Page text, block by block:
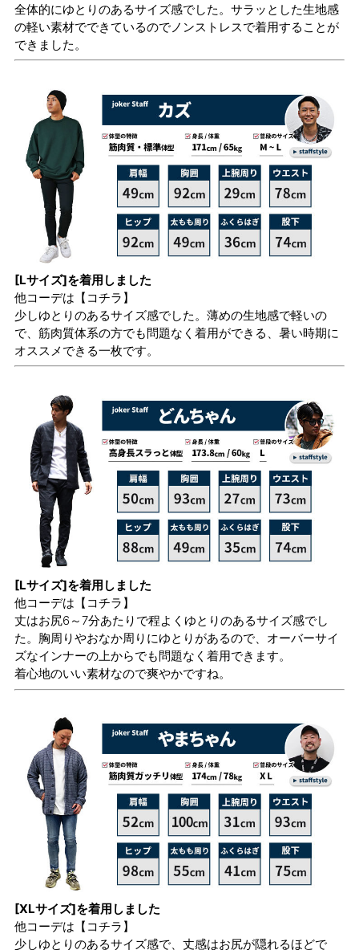
全体的にゆとりのあるサイズ感でした。サラッとした生地感
の軽い素材でできているのでノンストレスで着用することが
できました。
[Lサイズ]を着用しました
他コーデは 【コチラ】
少しゆとりのあるサイズ感でした。薄めの生地感で軽いの
で、筋肉質体系の方でも問題なく着用ができる、暑い時期に
オススメできる一枚です。
[Lサイズ]を着用しました
他コーデは 【コチラ】
丈はお尻6～7分あたりで程よくゆとりのあるサイズ感でし
た。胸周りやおなか周りにゆとりがあるので、オーバーサイ
ズなインナーの上からでも問題なく着用できます。
着心地のいい素材なので爽やかですね。
[XLサイズ]を着用しました
他コーデは 【コチラ】
少しゆとりのあるサイズ感で、丈感はお尻が隠れるほどで